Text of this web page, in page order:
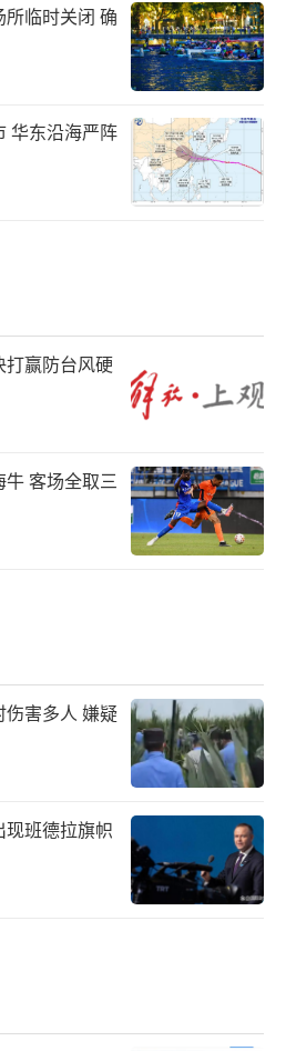
临时关闭 确
华东沿海严阵
打赢防台风硬
客场全取三
害多人 嫌疑
班德拉旗帜